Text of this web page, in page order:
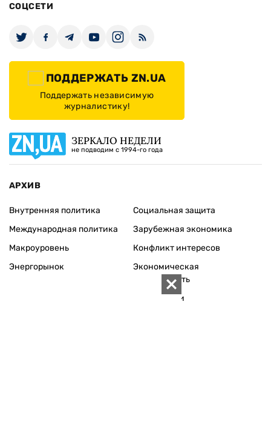
СОЦСЕТИ
ПОДДЕРЖАТЬ ZN.UA
Поддержать независимую
журналистику!
ЗЕРКАЛО НЕДЕЛИ
не подводим с 1994-го года
АРХИВ
Внутренняя политика
Международная политика
Макроуровень
Энергорынок
Социальная защита
Зарубежная экономика
Конфликт интересов
Экономическая
безопасность
Персоналии